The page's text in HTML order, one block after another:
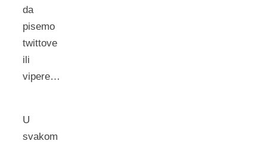
da
pisemo
twittove
ili
vipere…
U
svakom